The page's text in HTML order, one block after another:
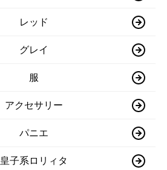
レッド
グレイ
服
アクセサリー
パニエ
皇子系ロリィタ